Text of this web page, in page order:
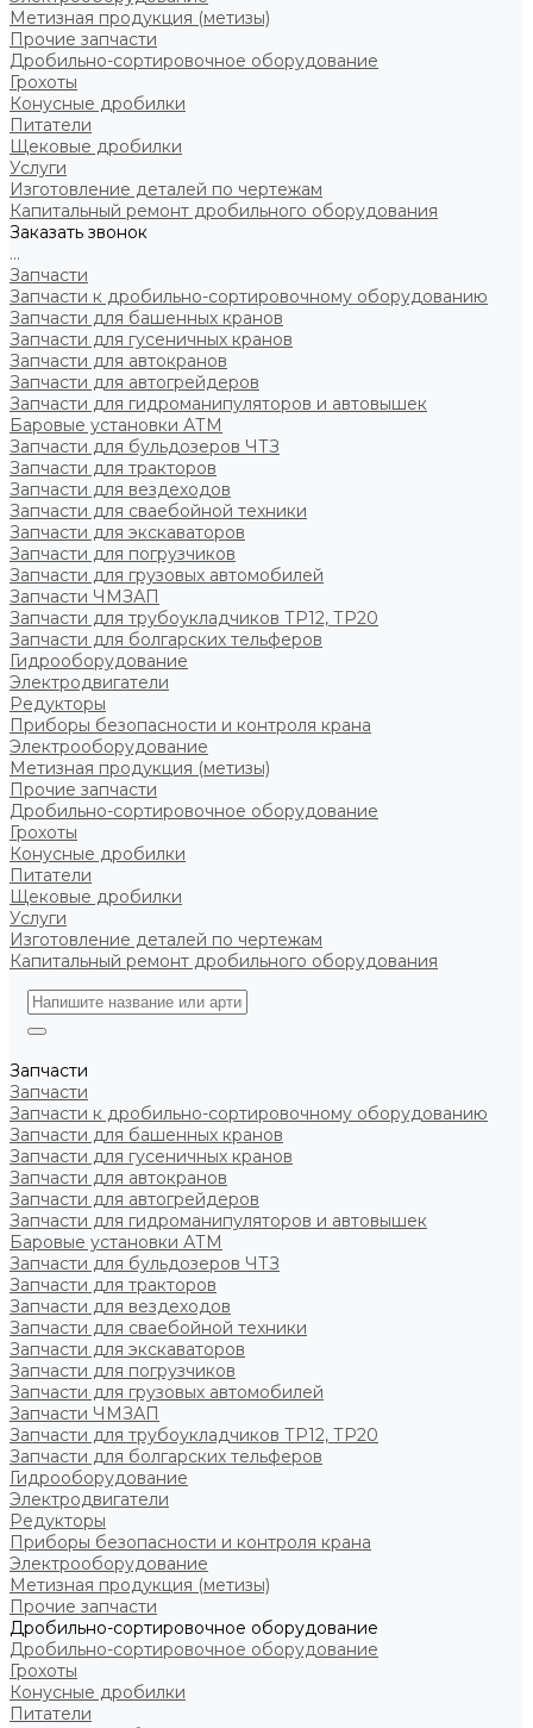
Метизная продукция (метизы)
Прочие запчасти
Дробильно-сортировочное оборудование
Грохоты
Конусные дробилки
Питатели
Щековые дробилки
Услуги
Изготовление деталей по чертежам
Капитальный ремонт дробильного оборудования
Заказать звонок
...
Запчасти
Запчасти к дробильно-сортировочному оборудованию
Запчасти для башенных кранов
Запчасти для гусеничных кранов
Запчасти для автокранов
Запчасти для автогрейдеров
Запчасти для гидроманипуляторов и автовышек
Баровые установки АТМ
Запчасти для бульдозеров ЧТЗ
Запчасти для тракторов
Запчасти для вездеходов
Запчасти для сваебойной техники
Запчасти для экскаваторов
Запчасти для погрузчиков
Запчасти для грузовых автомобилей
Запчасти ЧМЗАП
Запчасти для трубоукладчиков ТР12, ТР20
Запчасти для болгарских тельферов
Гидрооборудование
Электродвигатели
Редукторы
Приборы безопасности и контроля крана
Электрооборудование
Метизная продукция (метизы)
Прочие запчасти
Дробильно-сортировочное оборудование
Грохоты
Конусные дробилки
Питатели
Щековые дробилки
Услуги
Изготовление деталей по чертежам
Капитальный ремонт дробильного оборудования
Запчасти
Запчасти
Запчасти к дробильно-сортировочному оборудованию
Запчасти для башенных кранов
Запчасти для гусеничных кранов
Запчасти для автокранов
Запчасти для автогрейдеров
Запчасти для гидроманипуляторов и автовышек
Баровые установки АТМ
Запчасти для бульдозеров ЧТЗ
Запчасти для тракторов
Запчасти для вездеходов
Запчасти для сваебойной техники
Запчасти для экскаваторов
Запчасти для погрузчиков
Запчасти для грузовых автомобилей
Запчасти ЧМЗАП
Запчасти для трубоукладчиков ТР12, ТР20
Запчасти для болгарских тельферов
Гидрооборудование
Электродвигатели
Редукторы
Приборы безопасности и контроля крана
Электрооборудование
Метизная продукция (метизы)
Прочие запчасти
Дробильно-сортировочное оборудование
Дробильно-сортировочное оборудование
Грохоты
Конусные дробилки
Питатели